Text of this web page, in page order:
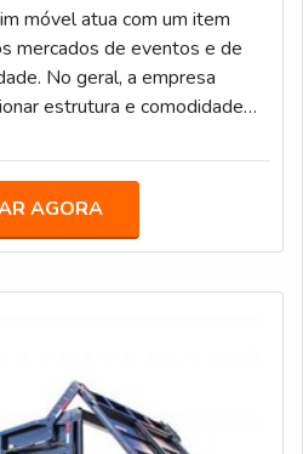
móvel atua com um item
mercados de eventos e de
No geral, a empresa
estrutura e comodidade
soluções sobre rodas
EMPRESANo mercado, a
utilizados por grandes
AGORA